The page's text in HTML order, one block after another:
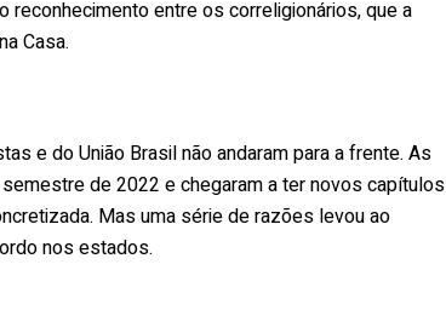
reconhecimento entre os correligionários, que a
Casa.
e do União Brasil não andaram para a frente. As
de 2022 e chegaram a ter novos capítulos
Mas uma série de razões levou ao
nos estados.